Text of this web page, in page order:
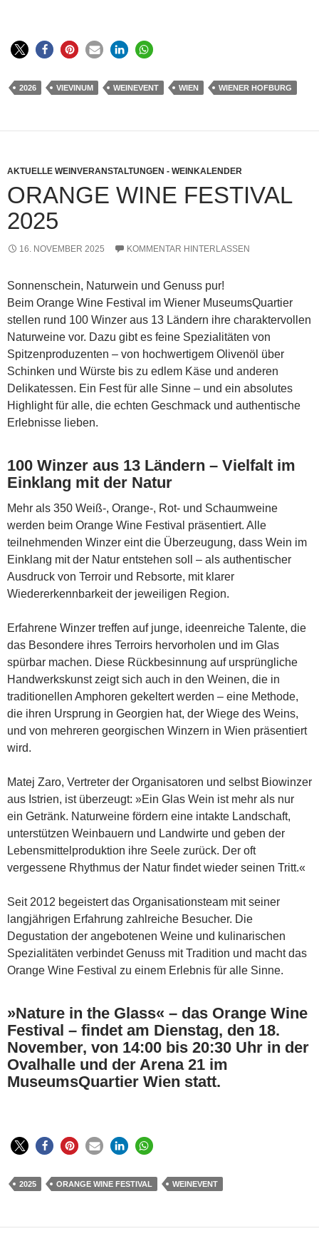
2026 VIEVINUM WEINEVENT WIEN WIENER HOFBURG
AKTUELLE WEINVERANSTALTUNGEN - WEINKALENDER
ORANGE WINE FESTIVAL
2025
16. NOVEMBER 2025 KOMMENTAR HINTERLASSEN
Sonnenschein, Naturwein und Genuss pur!
Beim Orange Wine Festival im Wiener MuseumsQuartier
stellen rund 100 Winzer aus 13 Ländern ihre charaktervollen
Naturweine vor. Dazu gibt es feine Spezialitäten von
Spitzenproduzenten – von hochwertigem Olivenöl über
Schinken und Würste bis zu edlem Käse und anderen
Delikatessen. Ein Fest für alle Sinne – und ein absolutes
Highlight für alle, die echten Geschmack und authentische
Erlebnisse lieben.
100 Winzer aus 13 Ländern – Vielfalt im
Einklang mit der Natur
Mehr als 350 Weiß-, Orange-, Rot- und Schaumweine
werden beim Orange Wine Festival präsentiert. Alle
teilnehmenden Winzer eint die Überzeugung, dass Wein im
Einklang mit der Natur entstehen soll – als authentischer
Ausdruck von Terroir und Rebsorte, mit klarer
Wiedererkennbarkeit der jeweiligen Region.
Erfahrene Winzer treffen auf junge, ideenreiche Talente, die
das Besondere ihres Terroirs hervorholen und im Glas
spürbar machen. Diese Rückbesinnung auf ursprüngliche
Handwerkskunst zeigt sich auch in den Weinen, die in
traditionellen Amphoren gekeltert werden – eine Methode,
die ihren Ursprung in Georgien hat, der Wiege des Weins,
und von mehreren georgischen Winzern in Wien präsentiert
wird.
Matej Zaro, Vertreter der Organisatoren und selbst Biowinzer
aus Istrien, ist überzeugt: »Ein Glas Wein ist mehr als nur
ein Getränk. Naturweine fördern eine intakte Landschaft,
unterstützen Weinbauern und Landwirte und geben der
Lebensmittelproduktion ihre Seele zurück. Der oft
vergessene Rhythmus der Natur findet wieder seinen Tritt.«
Seit 2012 begeistert das Organisationsteam mit seiner
langjährigen Erfahrung zahlreiche Besucher. Die
Degustation der angebotenen Weine und kulinarischen
Spezialitäten verbindet Genuss mit Tradition und macht das
Orange Wine Festival zu einem Erlebnis für alle Sinne.
»Nature in the Glass« – das Orange Wine
Festival – findet am Dienstag, den 18.
November, von 14:00 bis 20:30 Uhr in der
Ovalhalle und der Arena 21 im
MuseumsQuartier Wien statt.
2025 ORANGE WINE FESTIVAL WEINEVENT